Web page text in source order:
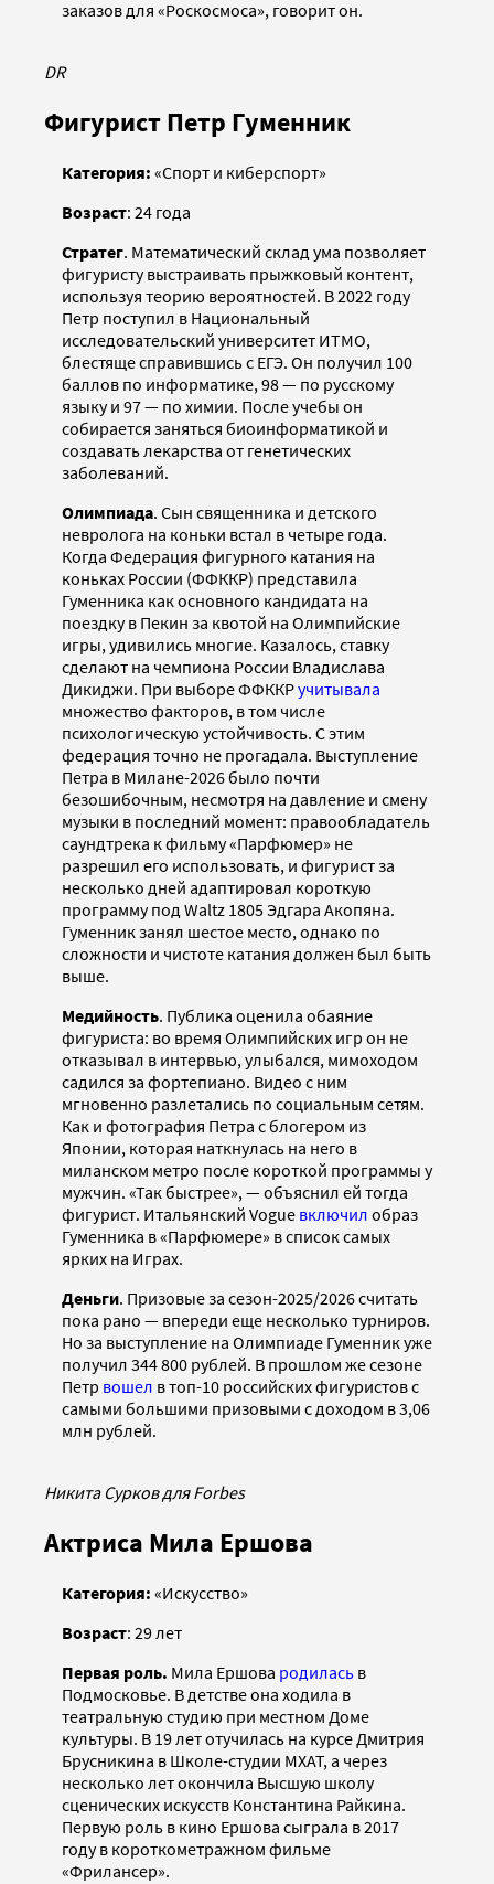
заказов для «Роскосмоса», говорит он.
DR
Фигурист Петр Гуменник
Категория: «Спорт и киберспорт»
Возраст: 24 года
Стратег. Математический склад ума позволяет
фигуристу выстраивать прыжковый контент,
используя теорию вероятностей. В 2022 году
Петр поступил в Национальный
исследовательский университет ИТМО,
блестяще справившись с ЕГЭ. Он получил 100
баллов по информатике, 98 — по русскому
языку и 97 — по химии. После учебы он
собирается заняться биоинформатикой и
создавать лекарства от генетических
заболеваний.
Олимпиада. Сын священника и детского
невролога на коньки встал в четыре года.
Когда Федерация фигурного катания на
коньках России (ФФККР) представила
Гуменника как основного кандидата на
поездку в Пекин за квотой на Олимпийские
игры, удивились многие. Казалось, ставку
сделают на чемпиона России Владислава
Дикиджи. При выборе ФФККРучитывала
множество факторов, в том числе
психологическую устойчивость. С этим
федерация точно не прогадала. Выступление
Петра в Милане-2026 было почти
безошибочным, несмотря на давление и смену
музыки в последний момент: правообладатель
саундтрека к фильму «Парфюмер» не
разрешил его использовать, и фигурист за
несколько дней адаптировал короткую
программу под Waltz 1805 Эдгара Акопяна.
Гуменник занял шестое место, однако по
сложности и чистоте катания должен был быть
выше.
Медийность. Публика оценила обаяние
фигуриста: во время Олимпийских игр он не
отказывал в интервью, улыбался, мимоходом
садился за фортепиано. Видео с ним
мгновенно разлетались по социальным сетям.
Как и фотография Петра с блогером из
Японии, которая наткнулась на него в
миланском метро после короткой программы у
мужчин. «Так быстрее», — объяснил ей тогда
фигурист. Итальянский Vogue включил образ
Гуменника в «Парфюмере» в список самых
ярких на Играх.
Деньги. Призовые за сезон-2025/2026 считать
пока рано — впереди еще несколько турниров.
Но за выступление на Олимпиаде Гуменник уже
получил 344 800 рублей. В прошлом же сезоне
Петр вошел в топ-10 российских фигуристов с
самыми большими призовыми с доходом в 3,06
млн рублей.
Никита Сурков для Forbes
Актриса Мила Ершова
Категория: «Искусство»
Возраст: 29 лет
Первая роль. Мила Ершова родилась в
Подмосковье. В детстве она ходила в
театральную студию при местном Доме
культуры. В 19 лет отучилась на курсе Дмитрия
Брусникина в Школе-студии МХАТ, а через
несколько лет окончила Высшую школу
сценических искусств Константина Райкина.
Первую роль в кино Ершова сыграла в 2017
году в короткометражном фильме
«Фрилансер».